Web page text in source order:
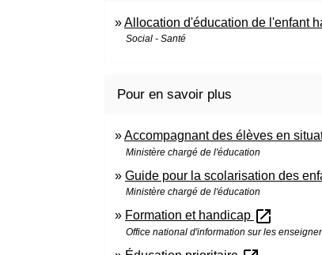
Allocation d'éducation de l'enfant
Social - Santé
Pour en savoir plus
Accompagnant des élèves en
Ministère chargé de l'éducation
Guide pour la scolarisation des
Ministère chargé de l'éducation
Formation et handicap open_in_new
Office national d'information sur les